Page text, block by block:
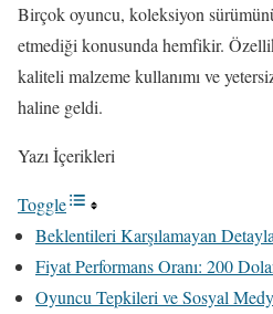
Birçok oyuncu, koleksiyon
etmediği konusunda hemfikir.
kaliteli malzeme kullanımı ve
haline geldi.
Yazı İçerikleri
Toggle
Beklentileri Karşılamayan
Fiyat Performans Oranı: 200
Oyuncu Tepkileri ve Sosyal